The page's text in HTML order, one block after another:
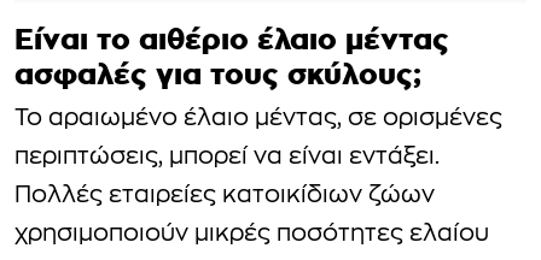
Είναι το αιθέριο έλαιο μέντας
ασφαλές για τους σκύλους;
Το αραιωμένο έλαιο μέντας, σε ορισμένες
περιπτώσεις, μπορεί να είναι εντάξει.
Πολλές εταιρείες κατοικίδιων ζώων
χρησιμοποιούν μικρές ποσότητες ελαίου